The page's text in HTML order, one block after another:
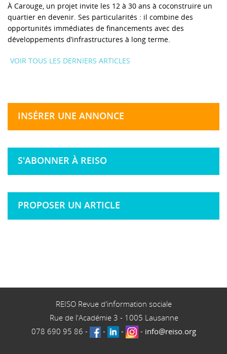
À Carouge, un projet invite les 12 à 30 ans à coconstruire un
quartier en devenir. Ses particularités : il combine des
opportunités immédiates de financements avec des
développements d’infrastructures à long terme.
VOIR TOUS LES DERNIERS ARTICLES
INSÉRER UNE ANNONCE
S'ABONNER À REISO
PROPOSER UN ARTICLE
REISO Revue d'information sociale
Rue de l'Académie 3 - 1005 Lausanne
078 690 95 86 - - - - info@reiso.org